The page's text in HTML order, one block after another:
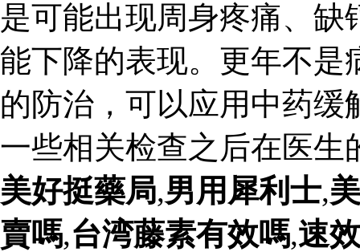
是可能出现周身疼痛、
能下降的表现。更年不是
的防治，可以应用中药
一些相关检查之后在医生
美好挺藥局,男用犀利士,
賣嗎,台湾藤素有效嗎,速